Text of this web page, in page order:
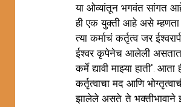
या ओव्यांतून भगवंत सांगत
ही एक युक्ती आहे असे म्हणता
त्या कर्माचं कर्तृत्व जर
ईश्वर कृपेनेच आलेली असतात हे
कर्मे द्यावी माझ्या हाती".
कर्तृत्वाचा मद आणि
झालेले असते. ते भक्तीभावाने